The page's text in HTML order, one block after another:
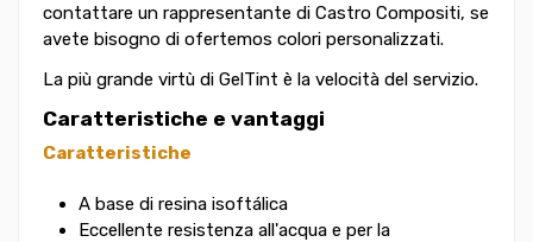
contattare un rappresentante di Castro Compositi, se
avete bisogno di ofertemos colori personalizzati.
La più grande virtù di GelTint è la velocità del servizio.
Caratteristiche e vantaggi
Caratteristiche
A base di resina isoftálica
Eccellente resistenza all'acqua e per la